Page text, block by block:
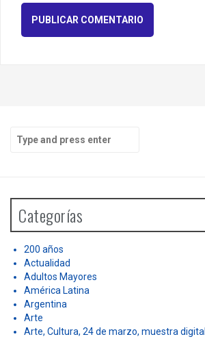
h
o
Categorías
200 años
Actualidad
Adultos Mayores
América Latina
Argentina
Arte
Arte, Cultura, 24 de marzo, muestra digital